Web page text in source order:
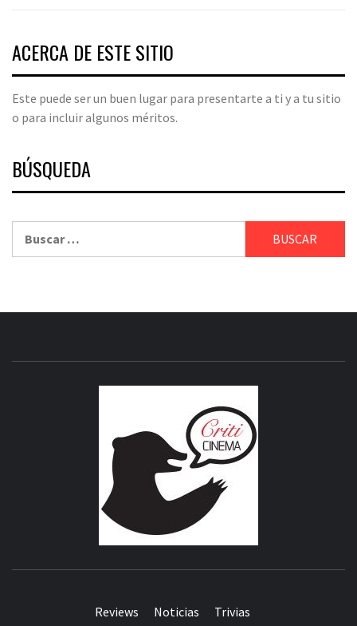
ACERCA DE ESTE SITIO
Este puede ser un buen lugar para presentarte a ti y a tu sitio
o para incluir algunos méritos.
BÚSQUEDA
Reviews Noticias Trivias